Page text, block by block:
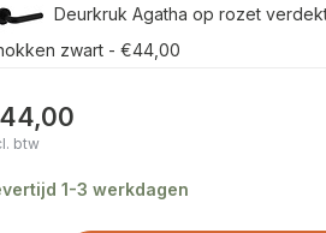
Deurkruk Agatha op rozet
zwart - €44,00
btw
1-3 werkdagen